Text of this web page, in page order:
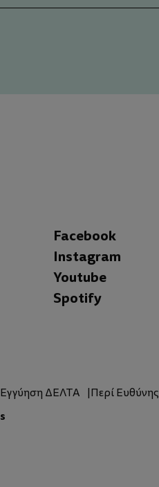
Facebook
Instagram
Youtube
Spotify
Εγγύηση ΔΕΛΤΑ Περί Ευθύνης